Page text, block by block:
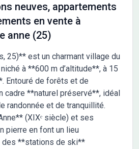
neuves, appartements
en vente à
anne (25)
25)** est un charmant village du
à **600 m d’altitude**, à 15
Entouré de forêts et de
cadre **naturel préservé**, idéal
randonnée et de tranquillité.
(XIXᵉ siècle) et ses
pierre en font un lieu
des **stations de ski**